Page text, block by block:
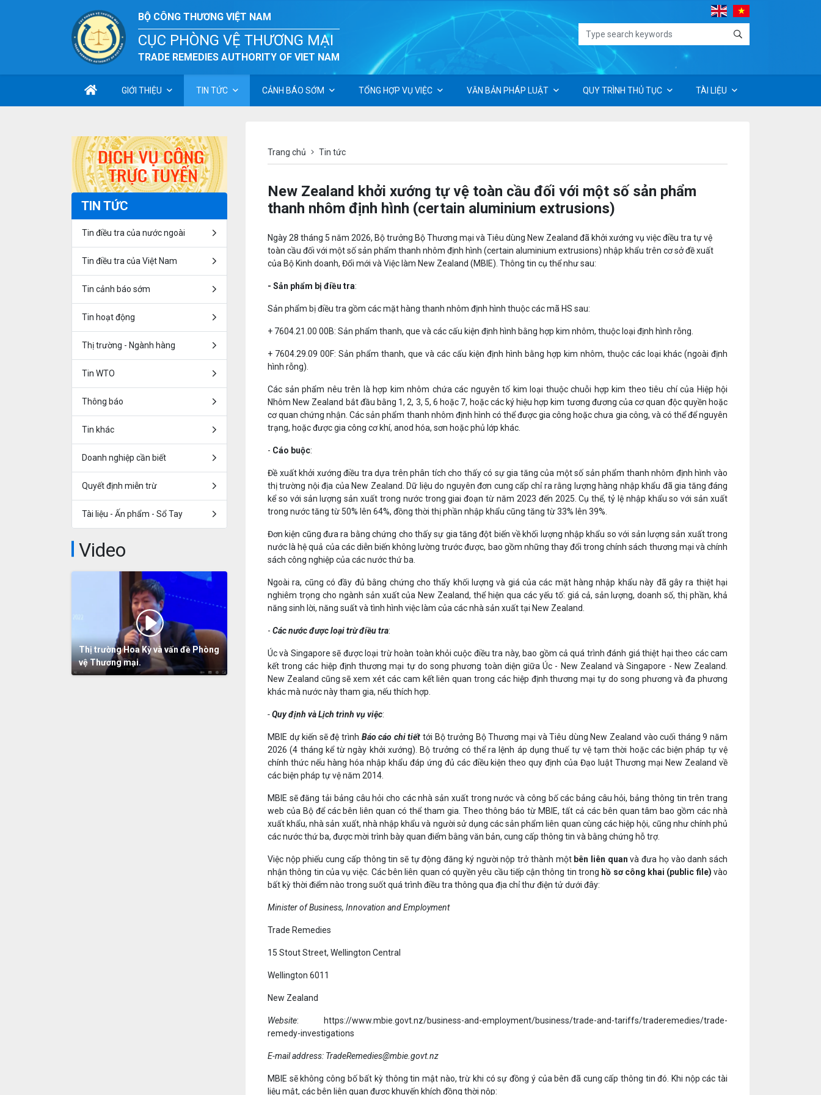
BỘ CÔNG THƯƠNG VIỆT NAM
CỤC PHÒNG VỆ THƯƠNG MẠI
TRADE REMEDIES AUTHORITY OF VIET NAM
GIỚI THIỆU TIN TỨC CẢNH BÁO SỚM TỔNG HỢP VỤ VIỆC VĂN BẢN PHÁP LUẬT QUY TRÌNH THỦ TỤC TÀI LIỆU
Trang chủ Tin tức
New Zealand khởi xướng tự vệ toàn cầu đối với một số sản phẩm
thanh nhôm định hình (certain aluminium extrusions)
Ngày 28 tháng 5 năm 2026, Bộ trưởng Bộ Thương mại và Tiêu dùng New Zealand đã khởi xướng vụ việc điều tra tự vệ
toàn cầu đối với một số sản phẩm thanh nhôm định hình (certain aluminium extrusions) nhập khẩu trên cơ sở đề xuất
của Bộ Kinh doanh, Đổi mới và Việc làm New Zealand (MBIE). Thông tin cụ thể như sau:
- Sản phẩm bị điều tra:
Sản phẩm bị điều tra gồm các mặt hàng thanh nhôm định hình thuộc các mã HS sau:
+ 7604.21.00 00B: Sản phẩm thanh, que và các cấu kiện định hình bằng hợp kim nhôm, thuộc loại định hình rỗng.
+ 7604.29.09 00F: Sản phẩm thanh, que và các cấu kiện định hình bằng hợp kim nhôm, thuộc các loại khác (ngoài định
hình rỗng).
Các sản phẩm nêu trên là hợp kim nhôm chứa các nguyên tố kim loại thuộc chuỗi hợp kim theo tiêu chí của Hiệp hội
Nhôm New Zealand bắt đầu bằng 1, 2, 3, 5, 6 hoặc 7, hoặc các ký hiệu hợp kim tương đương của cơ quan độc quyền hoặc
cơ quan chứng nhận. Các sản phẩm thanh nhôm định hình có thể được gia công hoặc chưa gia công, và có thể để nguyên
trạng, hoặc được gia công cơ khí, anod hóa, sơn hoặc phủ lớp khác.
- Cáo buộc:
Đề xuất khởi xướng điều tra dựa trên phân tích cho thấy có sự gia tăng của một số sản phẩm thanh nhôm định hình vào
thị trường nội địa của New Zealand. Dữ liệu do nguyên đơn cung cấp chỉ ra rằng lượng hàng nhập khẩu đã gia tăng đáng
kể so với sản lượng sản xuất trong nước trong giai đoạn từ năm 2023 đến 2025. Cụ thể, tỷ lệ nhập khẩu so với sản xuất
trong nước tăng từ 50% lên 64%, đồng thời thị phần nhập khẩu cũng tăng từ 33% lên 39%.
Đơn kiện cũng đưa ra bằng chứng cho thấy sự gia tăng đột biến về khối lượng nhập khẩu so với sản lượng sản xuất trong
nước là hệ quả của các diễn biến không lường trước được, bao gồm những thay đổi trong chính sách thương mại và chính
sách công nghiệp của các nước thứ ba.
Ngoài ra, cũng có đầy đủ bằng chứng cho thấy khối lượng và giá của các mặt hàng nhập khẩu này đã gây ra thiệt hại
nghiêm trọng cho ngành sản xuất của New Zealand, thể hiện qua các yếu tố: giá cả, sản lượng, doanh số, thị phần, khả
năng sinh lời, năng suất và tình hình việc làm của các nhà sản xuất tại New Zealand.
- Các nước được loại trừ điều tra:
Úc và Singapore sẽ được loại trừ hoàn toàn khỏi cuộc điều tra này, bao gồm cả quá trình đánh giá thiệt hại theo các cam
kết trong các hiệp định thương mại tự do song phương toàn diện giữa Úc - New Zealand và Singapore - New Zealand.
New Zealand cũng sẽ xem xét các cam kết liên quan trong các hiệp định thương mại tự do song phương và đa phương
khác mà nước này tham gia, nếu thích hợp.
-Quy định vàLịch trình vụ việc:
MBIE dự kiến sẽ đệ trình Báo cáo chi tiếttới Bộ trưởng Bộ Thương mại và Tiêu dùng New Zealand vào cuối tháng 9 năm
2026 (4 tháng kể từ ngày khởi xướng). Bộ trưởng có thể ra lệnh áp dụng thuế tự vệ tạm thời hoặc các biện pháp tự vệ
chính thức nếu hàng hóa nhập khẩu đáp ứng đủ các điều kiện theo quy định của Đạo luật Thương mại New Zealand về
các biện pháp tự vệ năm 2014.
MBIE sẽ đăng tải bảng câu hỏi cho các nhà sản xuất trong nước và công bố các bảng câu hỏi, bảng thông tin trên trang
web của Bộ để các bên liên quan có thể tham gia. Theo thông báo từ MBIE, tất cả các bên quan tâm bao gồm các nhà
xuất khẩu, nhà sản xuất, nhà nhập khẩu và người sử dụng các sản phẩm liên quan cùng các hiệp hội, cũng như chính phủ
các nước thứ ba, được mời trình bày quan điểm bằng văn bản, cung cấp thông tin và bằng chứng hỗ trợ.
Việc nộp phiếu cung cấp thông tin sẽ tự động đăng ký người nộp trở thành một bên liên quanvà đưa họ vào danh sách
nhận thông tin của vụ việc. Các bên liên quan có quyền yêu cầu tiếp cận thông tin trong hồ sơ công khai (public file) vào
bất kỳ thời điểm nào trong suốt quá trình điều tra thông qua địa chỉ thư điện tử dưới đây:
Minister of Business, Innovation and Employment
Trade Remedies
15 Stout Street, Wellington Central
Wellington 6011
New Zealand
Website: https://www.mbie.govt.nz/business-and-employment/business/trade-and-tariffs/traderemedies/trade-
remedy-investigations
E-mail address: TradeRemedies@mbie.govt.nz
MBIE sẽ không công bố bất kỳ thông tin mật nào, trừ khi có sự đồng ý của bên đã cung cấp thông tin đó. Khi nộp các tài
liệu mật, các bên liên quan được khuyến khích đồng thời nộp:
TIN TỨC
Tin điều tra của nước ngoài
Tin điều tra của Việt Nam
Tin cảnh báo sớm
Tin hoạt động
Thị trường - Ngành hàng
Tin WTO
Thông báo
Tin khác
Doanh nghiệp cần biết
Quyết định miễn trừ
Tài liệu - Ấn phẩm - Sổ Tay
Video
Thị trường Hoa Kỳ và vấn đề Phòng
vệ Thương mại.